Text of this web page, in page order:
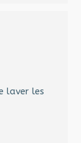
laver les